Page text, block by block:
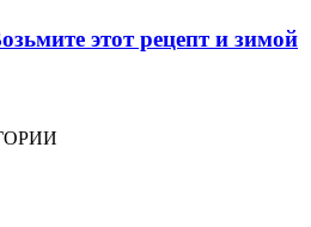
этот рецепт и зимой